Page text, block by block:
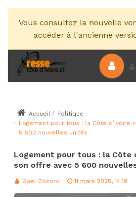
Vous consultez la nouvelle
accéder à l'ancienne
Accueil
Politique
Logement pour tous : la Côte d’Ivoire
5 600 nouvelles unités
Logement pour tous : la Côte
son offre avec 5 600
Gael Zozoro 11 mars 2025, 14:19